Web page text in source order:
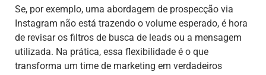
Se, por exemplo, uma abordagem de prospecção via
Instagram não está trazendo o volume esperado, é hora
de revisar os filtros de busca de leads ou a mensagem
utilizada. Na prática, essa flexibilidade é o que
transforma um time de marketing em verdadeiros